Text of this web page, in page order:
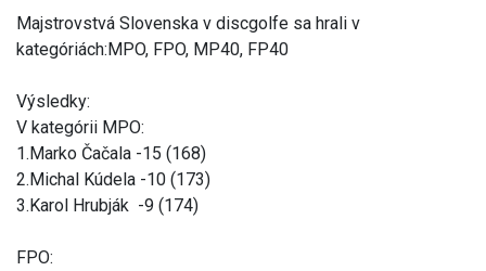
Majstrovstvá Slovenska v discgolfe sa hrali v
kategóriách:MPO, FPO, MP40, FP40
Výsledky:
V kategórii MPO:
1.Marko Čačala -15 (168)
2.Michal Kúdela -10 (173)
3.Karol Hrubják -9 (174)
FPO: